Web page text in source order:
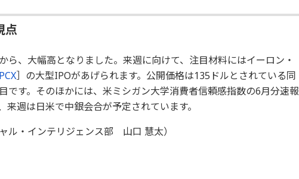
点
ら、大幅高となりました。来週に向けて、注目材料にはイーロン・
］の大型IPOがあげられます。公開価格は135ドルとされている同
です。そのほかには、米ミシガン大学消費者信頼感指数の6月分速報
週は日米で中銀会合が予定されています。
ル・インテリジェンス部 山口 慧太）